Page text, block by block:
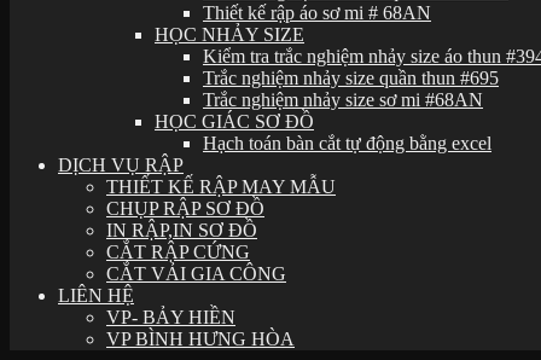
Thiết kế rập áo sơ mi # 68AN
HỌC NHẢY SIZE
Kiểm tra trắc nghiệm nhảy size áo thun
Trắc nghiệm nhảy size quần thun #695
Trắc nghiệm nhảy size sơ mi #68AN
HỌC GIÁC SƠ ĐỒ
Hạch toán bàn cắt tự động bằng excel
DỊCH VỤ RẬP
THIẾT KẾ RẬP MAY MẪU
CHỤP RẬP SƠ ĐỒ
IN RẬP,IN SƠ ĐỒ
CẮT RẬP CỨNG
CẮT VẢI GIA CÔNG
LIÊN HỆ
VP- BẢY HIỀN
VP BÌNH HƯNG HÒA